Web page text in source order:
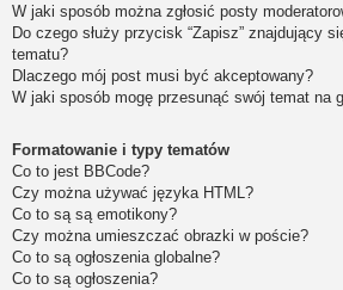
W jaki sposób można zgłosić posty
Do czego służy przycisk “Zapisz” znajdujący
tematu?
Dlaczego mój post musi być akceptowany?
W jaki sposób mogę przesunąć swój temat na
Formatowanie i typy tematów
Co to jest BBCode?
Czy można używać języka HTML?
Co to są są emotikony?
Czy można umieszczać obrazki w poście?
Co to są ogłoszenia globalne?
Co to są ogłoszenia?